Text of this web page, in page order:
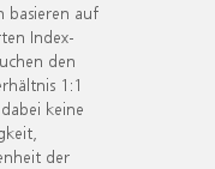
basieren auf
Index-
den
1:1
keine
der